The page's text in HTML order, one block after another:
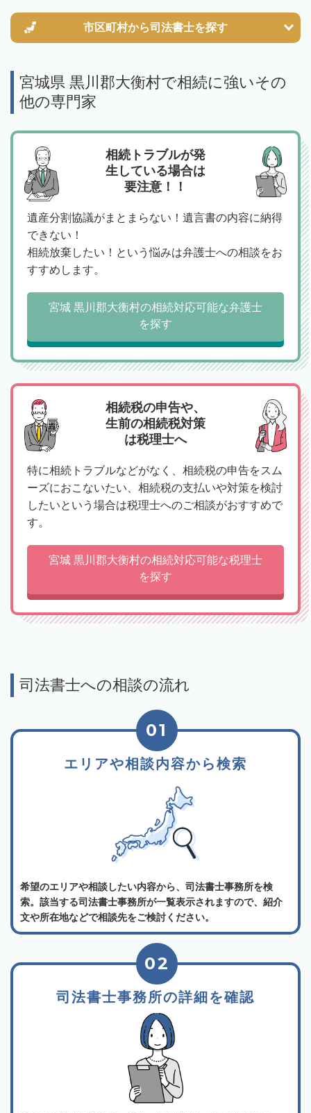
市区町村から司法書士を探す
宮城県 黒川郡大衡村で相続に強いその
他の専門家
相続トラブルが発
生している場合は
要注意！！
遺産分割協議がまとまらない！遺言書の内容に納得
できない！
相続放棄したい！という悩みは弁護士への相談をお
すすめします。
宮城 黒川郡大衡村の相続対応可能な弁護士
を探す
相続税の申告や、
生前の相続税対策
は税理士へ
特に相続トラブルなどがなく、相続税の申告をスム
ーズにおこないたい、相続税の支払いや対策を検討
したいという場合は税理士へのご相談がおすすめで
す。
宮城 黒川郡大衡村の相続対応可能な税理士
を探す
司法書士への相談の流れ
エリアや相談内容から検索
01
希望のエリアや相談したい内容から、司法書士事務所を検
索。該当する司法書士事務所が一覧表示されますので、紹介
文や所在地などで相談先をご検討ください。
司法書士事務所の詳細を確認
02